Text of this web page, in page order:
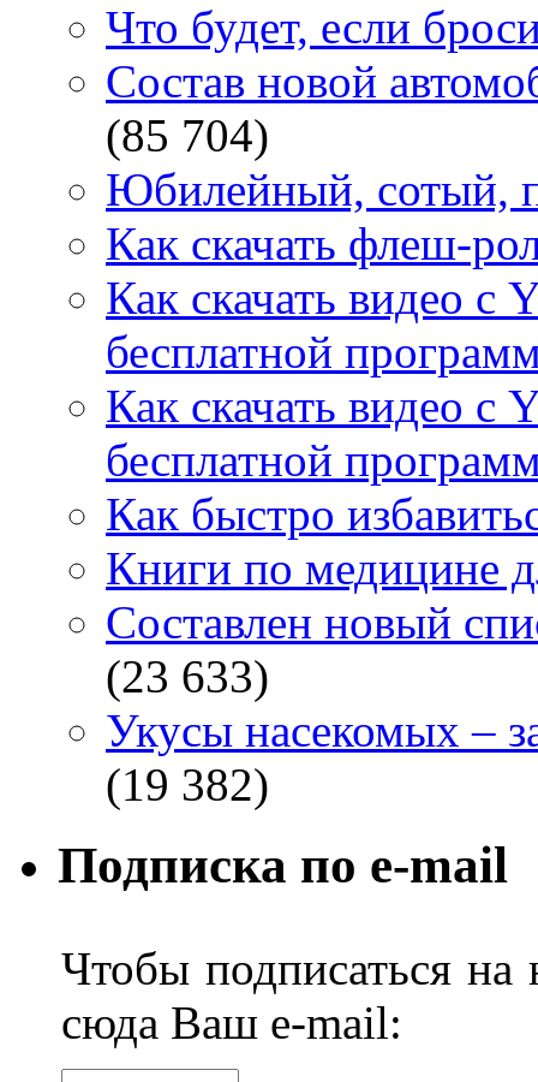
Что будет, если
Состав новой
(85 704)
Юбилейный, сотый,
Как скачать флеш-
Как скачать видео с
бесплатной
Как скачать видео с
бесплатной
Как быстро
Книги по медицине
Составлен новый
(23 633)
Укусы насекомых –
(19 382)
Подписка по e-mail
Чтобы подписаться на
сюда Ваш e-mail: